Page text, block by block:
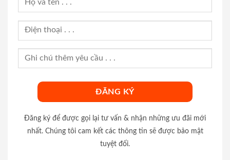
Đăng ký để được gọi lại tư vấn & nhận những ưu đãi mới
nhất. Chúng tôi cam kết các thông tin sẽ được bảo mật
tuyệt đối.